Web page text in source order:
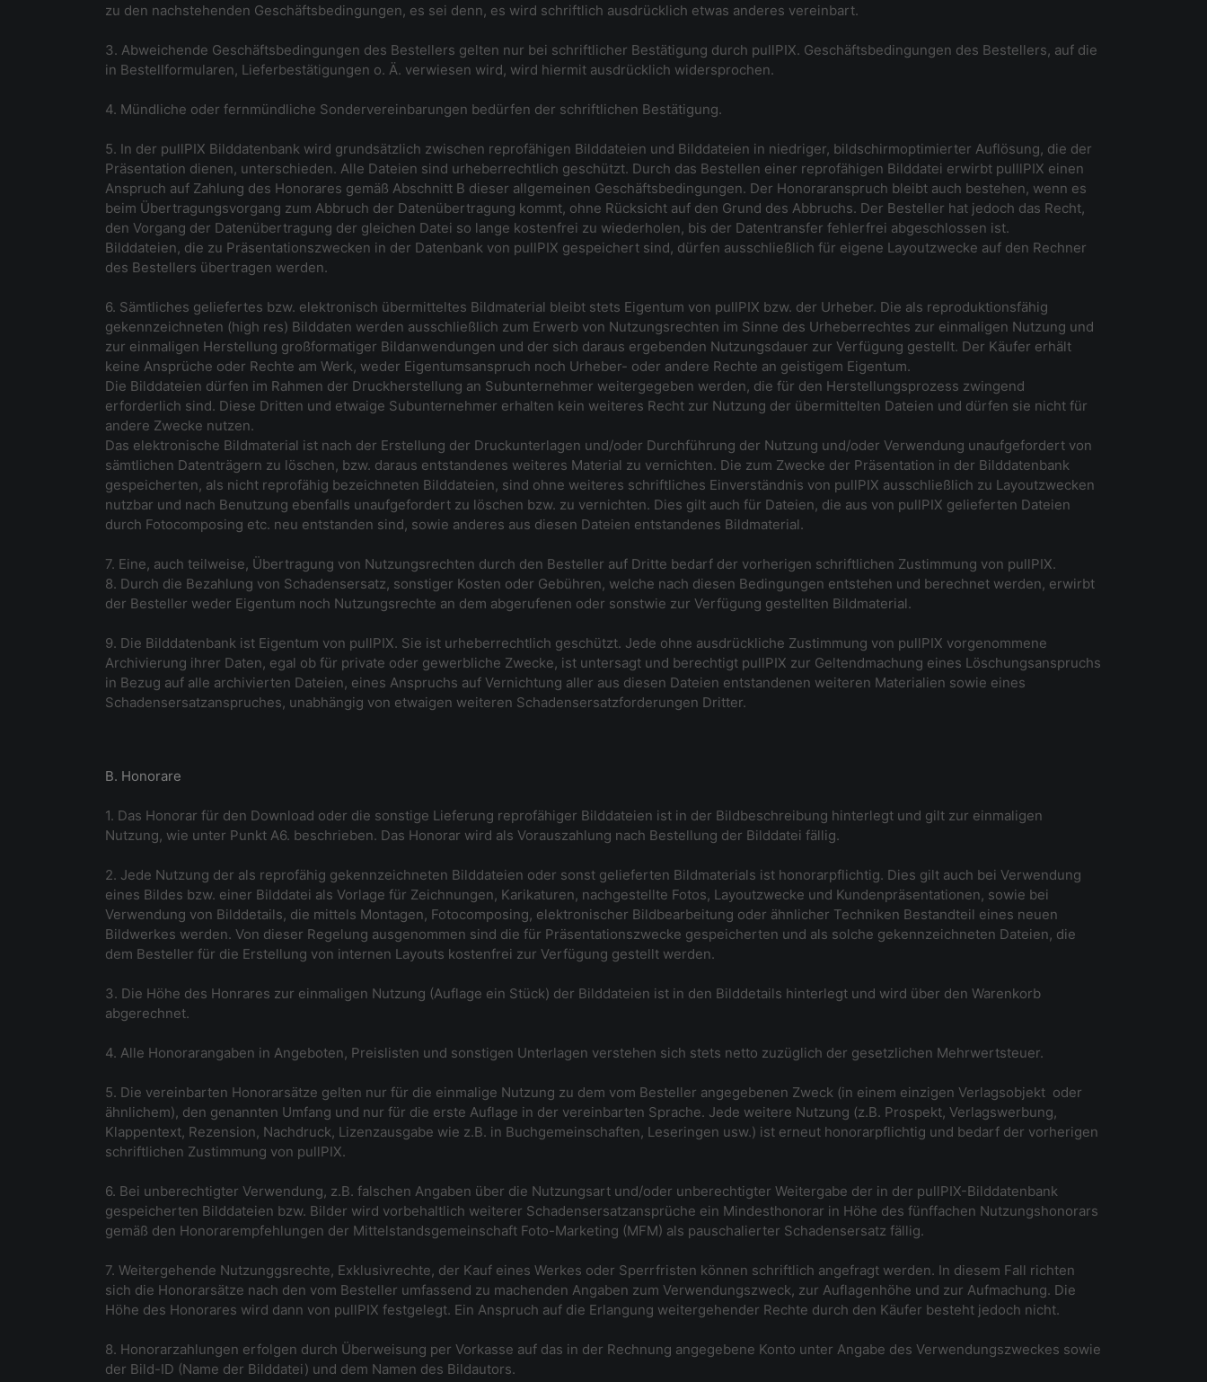
zu den nachstehenden Geschäftsbedingungen, es sei denn, es wird schriftlich ausdrücklich etwas anderes vereinbart.
3. Abweichende Geschäftsbedingungen des Bestellers gelten nur bei schriftlicher Bestätigung durch pullPIX. Geschäftsbedingungen des Bestellers, auf die
in Bestellformularen, Lieferbestätigungen o. Ä. verwiesen wird, wird hiermit ausdrücklich widersprochen.
4. Mündliche oder fernmündliche Sondervereinbarungen bedürfen der schriftlichen Bestätigung.
5. In der pullPIX Bilddatenbank wird grundsätzlich zwischen reprofähigen Bilddateien und Bilddateien in niedriger, bildschirmoptimierter Auflösung, die der
Präsentation dienen, unterschieden. Alle Dateien sind urheberrechtlich geschützt. Durch das Bestellen einer reprofähigen Bilddatei erwirbt pulllPIX einen
Anspruch auf Zahlung des Honorares gemäß Abschnitt B dieser allgemeinen Geschäftsbedingungen. Der Honoraranspruch bleibt auch bestehen, wenn es
beim Übertragungsvorgang zum Abbruch der Datenübertragung kommt, ohne Rücksicht auf den Grund des Abbruchs. Der Besteller hat jedoch das Recht,
den Vorgang der Datenübertragung der gleichen Datei so lange kostenfrei zu wiederholen, bis der Datentransfer fehlerfrei abgeschlossen ist.
Bilddateien, die zu Präsentationszwecken in der Datenbank von pullPIX gespeichert sind, dürfen ausschließlich für eigene Layoutzwecke auf den Rechner
des Bestellers übertragen werden.
6. Sämtliches geliefertes bzw. elektronisch übermitteltes Bildmaterial bleibt stets Eigentum von pullPIX bzw. der Urheber. Die als reproduktionsfähig
gekennzeichneten (high res) Bilddaten werden ausschließlich zum Erwerb von Nutzungsrechten im Sinne des Urheberrechtes zur einmaligen Nutzung und
zur einmaligen Herstellung großformatiger Bildanwendungen und der sich daraus ergebenden Nutzungsdauer zur Verfügung gestellt. Der Käufer erhält
keine Ansprüche oder Rechte am Werk, weder Eigentumsanspruch noch Urheber- oder andere Rechte an geistigem Eigentum.
Die Bilddateien dürfen im Rahmen der Druckherstellung an Subunternehmer weitergegeben werden, die für den Herstellungsprozess zwingend
erforderlich sind. Diese Dritten und etwaige Subunternehmer erhalten kein weiteres Recht zur Nutzung der übermittelten Dateien und dürfen sie nicht für
andere Zwecke nutzen.
Das elektronische Bildmaterial ist nach der Erstellung der Druckunterlagen und/oder Durchführung der Nutzung und/oder Verwendung unaufgefordert von
sämtlichen Datenträgern zu löschen, bzw. daraus entstandenes weiteres Material zu vernichten. Die zum Zwecke der Präsentation in der Bilddatenbank
gespeicherten, als nicht reprofähig bezeichneten Bilddateien, sind ohne weiteres schriftliches Einverständnis von pullPIX ausschließlich zu Layoutzwecken
nutzbar und nach Benutzung ebenfalls unaufgefordert zu löschen bzw. zu vernichten. Dies gilt auch für Dateien, die aus von pullPIX gelieferten Dateien
durch Fotocomposing etc. neu entstanden sind, sowie anderes aus diesen Dateien entstandenes Bildmaterial.
7. Eine, auch teilweise, Übertragung von Nutzungsrechten durch den Besteller auf Dritte bedarf der vorherigen schriftlichen Zustimmung von pullPIX.
8. Durch die Bezahlung von Schadensersatz, sonstiger Kosten oder Gebühren, welche nach diesen Bedingungen entstehen und berechnet werden, erwirbt
der Besteller weder Eigentum noch Nutzungsrechte an dem abgerufenen oder sonstwie zur Verfügung gestellten Bildmaterial.
9. Die Bilddatenbank ist Eigentum von pullPIX. Sie ist urheberrechtlich geschützt. Jede ohne ausdrückliche Zustimmung von pullPIX vorgenommene
Archivierung ihrer Daten, egal ob für private oder gewerbliche Zwecke, ist untersagt und berechtigt pullPIX zur Geltendmachung eines Löschungsanspruchs
in Bezug auf alle archivierten Dateien, eines Anspruchs auf Vernichtung aller aus diesen Dateien entstandenen weiteren Materialien sowie eines
Schadensersatzanspruches, unabhängig von etwaigen weiteren Schadensersatzforderungen Dritter.
B. Honorare
1. Das Honorar für den Download oder die sonstige Lieferung reprofähiger Bilddateien ist in der Bildbeschreibung hinterlegt und gilt zur einmaligen
Nutzung, wie unter Punkt A6. beschrieben. Das Honorar wird als Vorauszahlung nach Bestellung der Bilddatei fällig.
2. Jede Nutzung der als reprofähig gekennzeichneten Bilddateien oder sonst gelieferten Bildmaterials ist honorarpflichtig. Dies gilt auch bei Verwendung
eines Bildes bzw. einer Bilddatei als Vorlage für Zeichnungen, Karikaturen, nachgestellte Fotos, Layoutzwecke und Kundenpräsentationen, sowie bei
Verwendung von Bilddetails, die mittels Montagen, Fotocomposing, elektronischer Bildbearbeitung oder ähnlicher Techniken Bestandteil eines neuen
Bildwerkes werden. Von dieser Regelung ausgenommen sind die für Präsentationszwecke gespeicherten und als solche gekennzeichneten Dateien, die
dem Besteller für die Erstellung von internen Layouts kostenfrei zur Verfügung gestellt werden.
3. Die Höhe des Honrares zur einmaligen Nutzung (Auflage ein Stück) der Bilddateien ist in den Bilddetails hinterlegt und wird über den Warenkorb
abgerechnet.
4. Alle Honorarangaben in Angeboten, Preislisten und sonstigen Unterlagen verstehen sich stets netto zuzüglich der gesetzlichen Mehrwertsteuer.
5. Die vereinbarten Honorarsätze gelten nur für die einmalige Nutzung zu dem vom Besteller angegebenen Zweck (in einem einzigen Verlagsobjekt ­ oder
ähnlichem), den genannten Umfang und nur für die erste Auflage in der vereinbarten Sprache. Jede weitere Nutzung (z.B. Prospekt, Verlagswerbung,
Klappentext, Rezension, Nachdruck, Lizenzausgabe wie z.B. in Buchgemeinschaften, Leseringen usw.) ist erneut honorarpflichtig und bedarf der vorherigen
schriftlichen Zustimmung von pullPIX.
6. Bei unberechtigter Verwendung, z.B. falschen Angaben über die Nutzungsart und/oder unberechtigter Weitergabe der in der pullPIX-Bilddatenbank
gespeicherten Bilddateien bzw. Bilder wird vorbehaltlich weiterer Schadensersatzansprüche ein Mindesthonorar in Höhe des fünffachen Nutzungshonorars
gemäß den Honorarempfehlungen der Mittelstandsgemeinschaft Foto-Marketing (MFM) als pauschalierter Schadensersatz fällig.
7. Weitergehende Nutzunggsrechte, Exklusivrechte, der Kauf eines Werkes oder Sperrfristen können schriftlich angefragt werden. In diesem Fall richten
sich die Honorarsätze nach den vom Besteller umfassend zu machenden Angaben zum Verwendungszweck, zur Auflagenhöhe und zur Aufmachung. Die
Höhe des Honorares wird dann von pullPIX festgelegt. Ein Anspruch auf die Erlangung weitergehender Rechte durch den Käufer besteht jedoch nicht.
8. Honorarzahlungen erfolgen durch Überweisung per Vorkasse auf das in der Rechnung angegebene Konto unter Angabe des Verwendungszweckes sowie
der Bild-ID (Name der Bilddatei) und dem Namen des Bildautors.